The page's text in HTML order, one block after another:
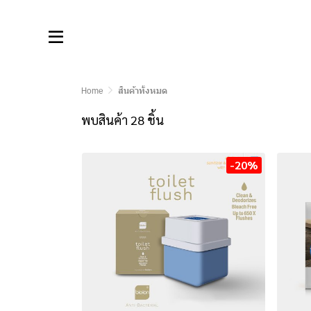
Home สินค้าทั้งหมด
พบสินค้า 28 ชิ้น
-20%